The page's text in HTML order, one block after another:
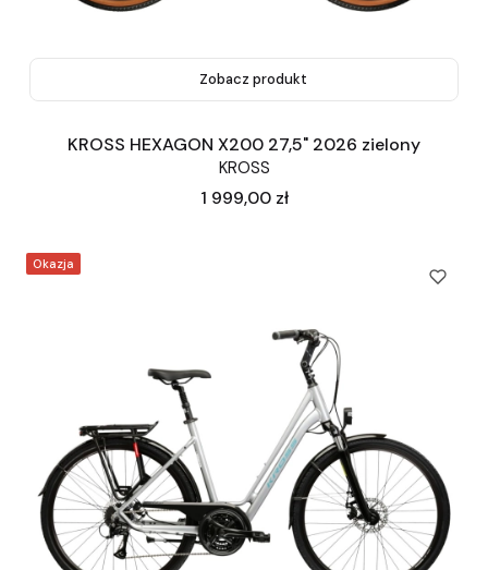
Zobacz produkt
KROSS HEXAGON X200 27,5" 2026 zielony
KROSS
Cena
1 999,00 zł
Okazja